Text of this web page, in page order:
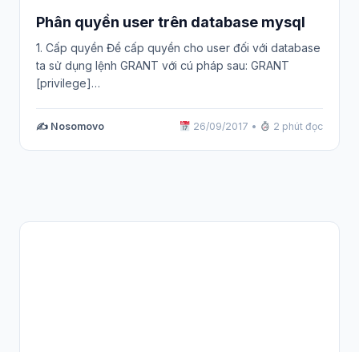
Phân quyền user trên database mysql
1. Cấp quyền Để cấp quyền cho user đối với database
ta sử dụng lệnh GRANT với cú pháp sau: GRANT
[privilege]…
✍️ Nosomovo 26/09/2017 • 2 phút đọc